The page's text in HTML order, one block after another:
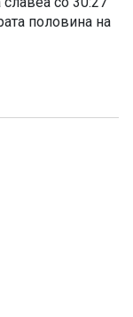
половина на